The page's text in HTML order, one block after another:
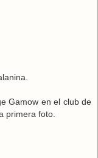
Gamow en el club de
primera foto.